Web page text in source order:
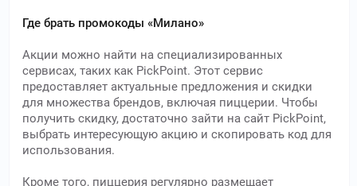
Где брать промокоды «Милано»
Акции можно найти на специализированных
сервисах, таких как PickPoint. Этот сервис
предоставляет актуальные предложения и скидки
для множества брендов, включая пиццерии. Чтобы
получить скидку, достаточно зайти на сайт PickPoint,
выбрать интересующую акцию и скопировать код для
использования.
Кроме того, пиццерия регулярно размещает